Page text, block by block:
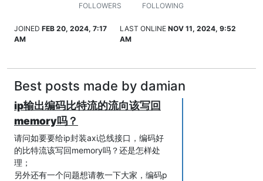
FOLLOWERS FOLLOWING
JOINED FEB 20, 2024, 7:17
AM
LAST ONLINE NOV 11, 2024, 9:52
AM
Best posts made by damian
ip输出编码比特流的流向该写回
memory吗？
请问如要要给ip封装axi总线接口，编码好
的比特流该写回memory吗？还是怎样处
理；
另外还有一个问题想请教一下大家，编码p